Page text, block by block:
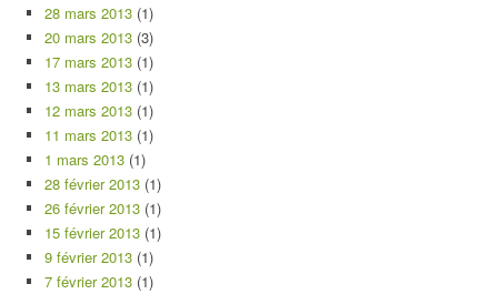
28 mars 2013 (1)
20 mars 2013 (3)
17 mars 2013 (1)
13 mars 2013 (1)
12 mars 2013 (1)
11 mars 2013 (1)
1 mars 2013 (1)
28 février 2013 (1)
26 février 2013 (1)
15 février 2013 (1)
9 février 2013 (1)
7 février 2013 (1)